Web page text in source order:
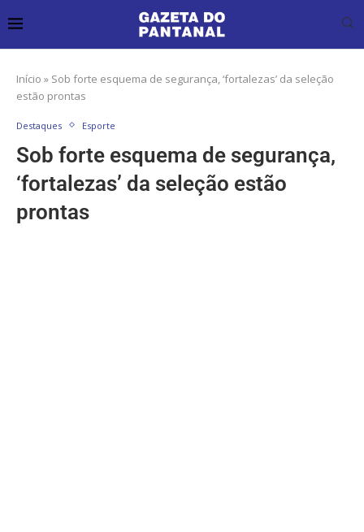
Início » Sob forte esquema de segurança, ‘fortalezas’ da seleção
estão prontas
Destaques Esporte
Sob forte esquema de segurança,
‘fortalezas’ da seleção estão
prontas